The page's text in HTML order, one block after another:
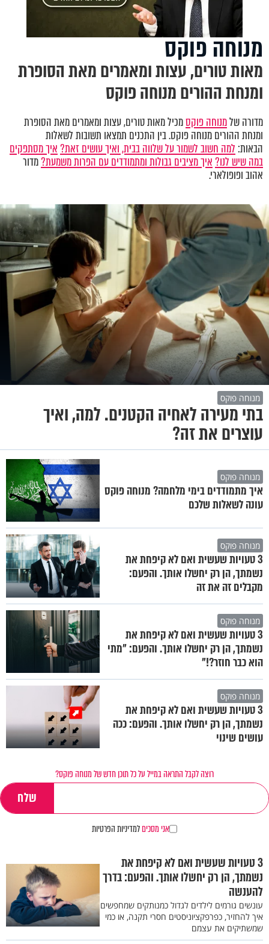
מנוחה פוקס
מאות טורים, עצות ומאמרים מאת הסופרת
ומנחת ההורים מנוחה פוקס
מדורה שלמנוחה פוקסמכיל מאות טורים, עצות ומאמרים מאת הסופרת
ומנחת ההורים מנוחה פוקס. בין התכנים תמצאו תשובות לשאלות
הבאות: למה חשוב לשמור על שלווה בבית, ואיך עושים זאת?איך מסתפקים
במה שיש לנו?איך מציבים גבולות ומתמודדים עם הפרות משמעת?מדור
אהוב ופופולארי.
מנוחה פוקס
בתי מעירה לאחיה הקטנים. למה, ואיך
עוצרים את זה?
מנוחה פוקס
איך מתמודדים בימי מלחמה? מנוחה פוקס
עונה לשאלות שלכם
מנוחה פוקס
3 טעויות שעשית ואם לא קיפחת את
נשמתך, הן רק יחשלו אותך. והפעם:
מקבלים זה את זה
מנוחה פוקס
3 טעויות שעשית ואם לא קיפחת את
נשמתך, הן רק יחשלו אותך. והפעם: "מתי
הוא כבר חוזר?!"
מנוחה פוקס
3 טעויות שעשית ואם לא קיפחת את
נשמתך, הן רק יחשלו אותך. והפעם: ככה
עושים שינוי
רוצה לקבל התראה במייל על כל תוכן חדש של מנוחה פוקס?
אני מסכיםלמדיניות הפרטיות
3 טעויות שעשית ואם לא קיפחת את
נשמתך, הן רק יחשלו אותך. והפעם: בדרך
להענשה
עונשים גורמים לילדים לגדול כמנותקים שמחפשים
איך להחזיר, כפרפקציוניסטים חסרי תקנה, או כמי
שמשתיקים את עצמם